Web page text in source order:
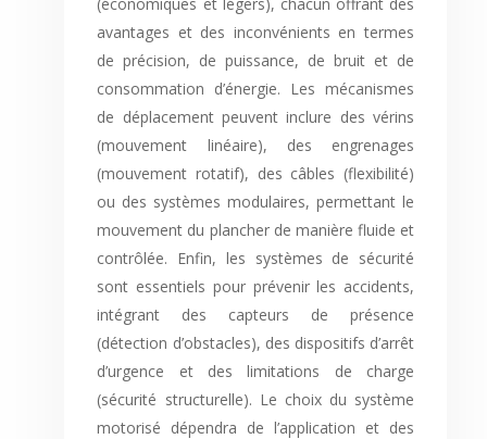
avantages et des inconvénients en termes
de précision, de puissance, de bruit et de
consommation d’énergie. Les mécanismes
de déplacement peuvent inclure des vérins
(mouvement linéaire), des engrenages
(mouvement rotatif), des câbles (flexibilité)
ou des systèmes modulaires, permettant le
mouvement du plancher de manière fluide et
contrôlée. Enfin, les systèmes de sécurité
sont essentiels pour prévenir les accidents,
intégrant des capteurs de présence
(détection d’obstacles), des dispositifs d’arrêt
d’urgence et des limitations de charge
(sécurité structurelle). Le choix du système
motorisé dépendra de l’application et des